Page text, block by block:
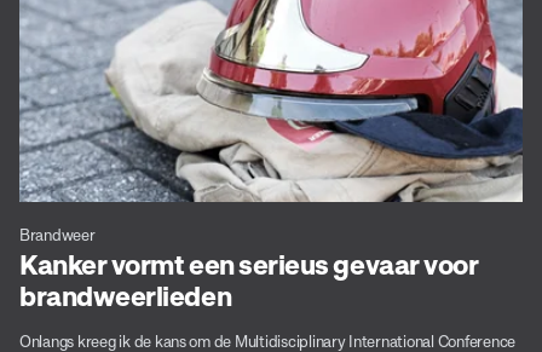
Brandweer
Kanker vormt een serieus gevaar voor
brandweerlieden
Onlangs kreeg ik de kans om de Multidisciplinary International Conference